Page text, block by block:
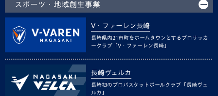
スポーツ・地域創生事業
V・ファーレン長崎
長崎県内21市町をホームタウンとするプロサッカ
ークラブ「V・ファーレン長崎」
長崎ヴェルカ
長崎初のプロバスケットボールクラブ「長崎ヴェ
ルカ」